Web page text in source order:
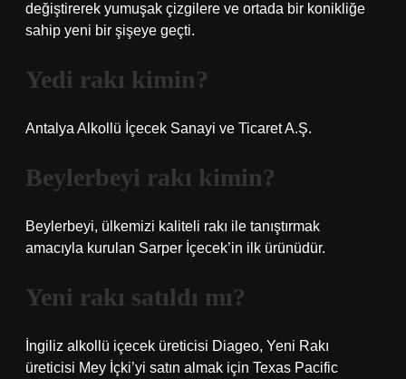
değiştirerek yumuşak çizgilere ve ortada bir konikliğe
sahip yeni bir şişeye geçti.
Yedi rakı kimin?
Antalya Alkollü İçecek Sanayi ve Ticaret A.Ş.
Beylerbeyi rakı kimin?
Beylerbeyi, ülkemizi kaliteli rakı ile tanıştırmak
amacıyla kurulan Sarper İçecek’in ilk ürünüdür.
Yeni rakı satıldı mı?
İngiliz alkollü içecek üreticisi Diageo, Yeni Rakı
üreticisi Mey İçki’yi satın almak için Texas Pacific